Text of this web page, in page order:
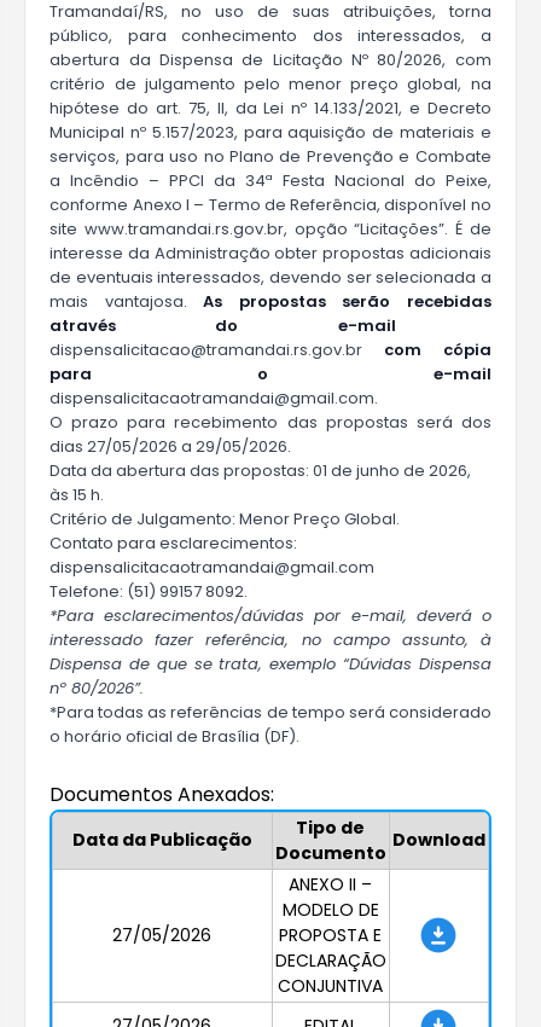
Tramandaí/RS, no uso de suas atribuições, torna
público, para conhecimento dos interessados, a
abertura da Dispensa de Licitação Nº 80/2026, com
critério de julgamento pelo menor preço global, na
hipótese do art. 75, II, da Lei nº 14.133/2021, e Decreto
Municipal nº 5.157/2023, para aquisição de materiais e
serviços, para uso no Plano de Prevenção e Combate
a Incêndio – PPCI da 34ª Festa Nacional do Peixe,
conforme Anexo I – Termo de Referência, disponível no
site www.tramandai.rs.gov.br, opção “Licitações”. É de
interesse da Administração obter propostas adicionais
de eventuais interessados, devendo ser selecionada a
mais vantajosa.As propostas serão recebidas
através do e-mail
dispensalicitacao@tramandai.rs.gov.br
com cópia
para o e-mail
dispensalicitacaotramandai@gmail.com.
O prazo para recebimento das propostas será dos
dias 27/05/2026 a 29/05/2026.
Data da abertura das propostas: 01 de junho de 2026,
às 15 h.
Critério de Julgamento: Menor Preço Global.
Contato para esclarecimentos:
dispensalicitacaotramandai@gmail.com
Telefone: (51) 99157 8092.
*Para esclarecimentos/dúvidas por e-mail, deverá o
interessadofazer referência, no campo assunto, à
Dispensa de que se trata, exemplo “Dúvidas Dispensa
nº80/2026”.
*Para todas as referências de tempo será considerado
o horário oficial de Brasília (DF).
Documentos Anexados:
Data da Publicação
Tipo de
Documento
Download
27/05/2026
ANEXO II –
MODELO DE
PROPOSTA E
DECLARAÇÃO
CONJUNTIVA